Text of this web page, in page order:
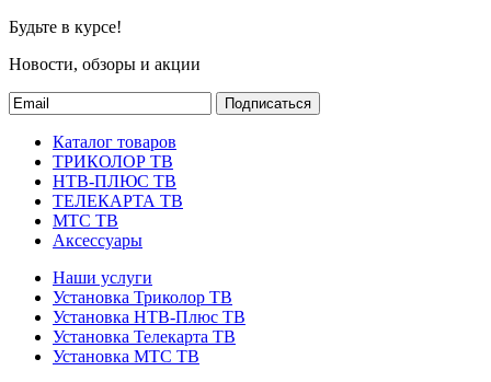
Будьте в курсе!
Новости, обзоры и акции
Подписаться
Каталог товаров
ТРИКОЛОР ТВ
НТВ-ПЛЮС ТВ
ТЕЛЕКАРТА ТВ
МТС ТВ
Аксессуары
Наши услуги
Установка Триколор ТВ
Установка НТВ-Плюс ТВ
Установка Телекарта ТВ
Установка МТС ТВ